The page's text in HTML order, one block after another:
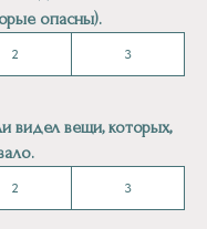
опасны).
2 3
видел вещи, которых,
2 3